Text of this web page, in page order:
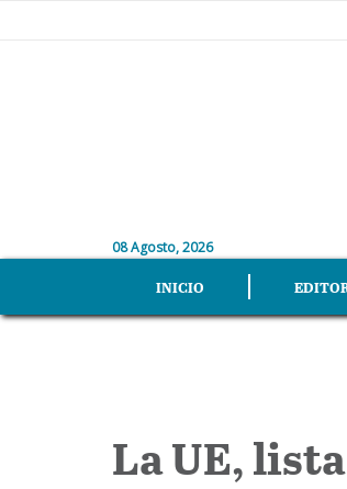
08 Agosto, 2026
INICIO
La UE,